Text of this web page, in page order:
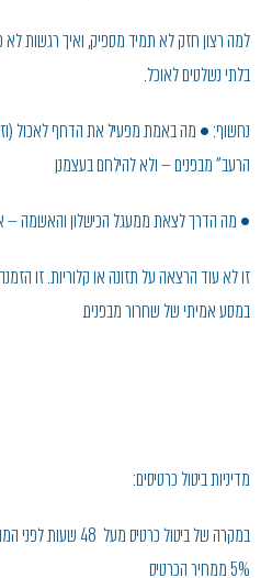
למה רצון חזק לא תמיד מספיק, ואיך רגשות
בלתי נשלטים לאוכל.
נחשוף: • מה באמת מפעיל את הדחף לאכול
הרעב” מבפנים — ולא להילחם בעצמנו,
• מה הדרך לצאת ממעגל הכישלון והאשמה —
זו לא עוד הרצאה על תזונה או קלוריות. זו
במסע אמיתי של שחרור מבפנים.
מדיניות ביטול כרטיסים:
במקרה של ביטול
5% ממחיר הכרטיס